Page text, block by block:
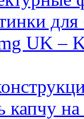
UK –
капчу